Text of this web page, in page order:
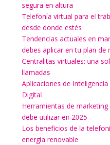
segura en altura
Telefonía virtual para el
desde donde estés
Tendencias actuales en
debes aplicar en tu plan de
Centralitas virtuales: una
llamadas
Aplicaciones de
Digital
Herramientas de
debe utilizar en 2025
Los beneficios de la
energía renovable